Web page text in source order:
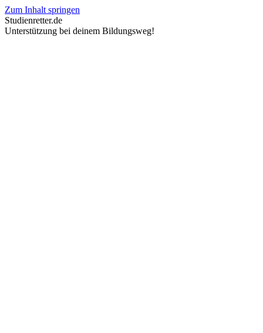
Zum Inhalt springen
Studienretter.de
Unterstützung bei deinem Bildungsweg!